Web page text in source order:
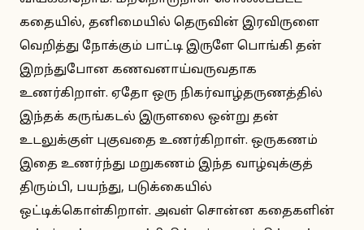
கதையில், தனிமையில் தெருவின் இரவிருளை
வெறித்து நோக்கும் பாட்டி இருளே பொங்கி தன்
இறந்துபோன கணவனாய்வருவதாக
உணர்கிறாள். ஏதோ ஒரு நிகர்வாழ்தருணத்தில்
இந்தக் கருங்கடல் இருளலை ஒன்று தன்
உடலுக்குள் புகுவதை உணர்கிறாள். ஒருகணம்
இதை உணர்ந்து மறுகணம் இந்த வாழ்வுக்குத்
திரும்பி, பயந்து, படுக்கையில்
ஒட்டிக்கொள்கிறாள். அவள் சொன்ன கதைகளின்